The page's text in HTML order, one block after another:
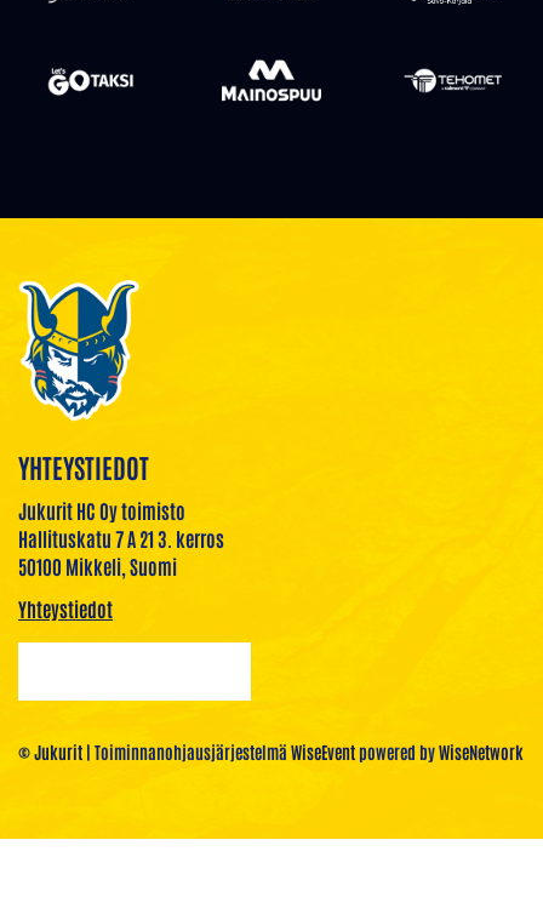
YHTEYSTIEDOT
Jukurit HC Oy toimisto
Hallituskatu 7 A 21 3. kerros
50100 Mikkeli, Suomi
Yhteystiedot
© Jukurit | Toiminnanohjausjärjestelmä WiseEventpowered byWiseNetwork